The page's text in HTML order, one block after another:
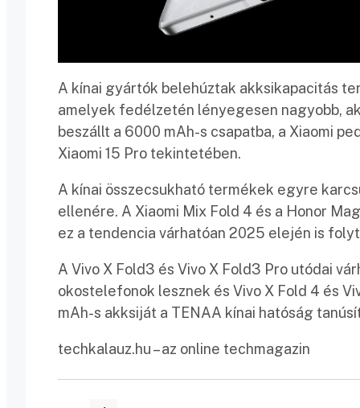
A kínai gyártók belehúztak akksikapacitás
amelyek fedélzetén lényegesen nagyobb,
beszállt a 6000 mAh-s csapatba, a Xiaomi
Xiaomi 15 Pro tekintetében.
A kínai összecsukható termékek egyre
ellenére. A Xiaomi Mix Fold 4 és a Honor
ez a tendencia várhatóan 2025 elején is
A Vivo X Fold3 és Vivo X Fold3 Pro utódai
okostelefonok lesznek és Vivo X Fold 4 és
mAh-s akksiját a TENAA kínai hatóság
techkalauz.hu – az online techmagazin